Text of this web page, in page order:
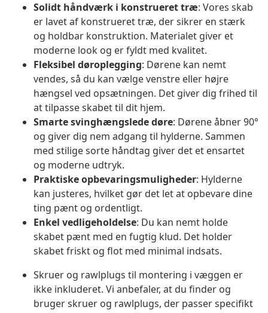
Solidt håndværk i konstrueret træ: Vores skab
er lavet af konstrueret træ, der sikrer en stærk
og holdbar konstruktion. Materialet giver et
moderne look og er fyldt med kvalitet.
Fleksibel døroplegging: Dørene kan nemt
vendes, så du kan vælge venstre eller højre
hængsel ved opsætningen. Det giver dig frihed til
at tilpasse skabet til dit hjem.
Smarte svinghængslede døre: Dørene åbner 90°
og giver dig nem adgang til hylderne. Sammen
med stilige sorte håndtag giver det et ensartet
og moderne udtryk.
Praktiske opbevaringsmuligheder: Hylderne
kan justeres, hvilket gør det let at opbevare dine
ting pænt og ordentligt.
Enkel vedligeholdelse: Du kan nemt holde
skabet pænt med en fugtig klud. Det holder
skabet friskt og flot med minimal indsats.
Skruer og rawlplugs til montering i væggen er
ikke inkluderet. Vi anbefaler, at du finder og
bruger skruer og rawlplugs, der passer specifikt